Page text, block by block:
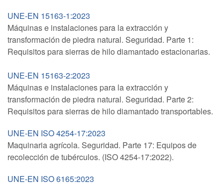
UNE-EN 15163-1:2023
Máquinas e instalaciones para la extracción y
transformación de piedra natural. Seguridad. Parte 1:
Requisitos para sierras de hilo diamantado estacionarias.
UNE-EN 15163-2:2023
Máquinas e instalaciones para la extracción y
transformación de piedra natural. Seguridad. Parte 2:
Requisitos para sierras de hilo diamantado transportables.
UNE-EN ISO 4254-17:2023
Maquinaria agrícola. Seguridad. Parte 17: Equipos de
recolección de tubérculos. (ISO 4254-17:2022).
UNE-EN ISO 6165:2023